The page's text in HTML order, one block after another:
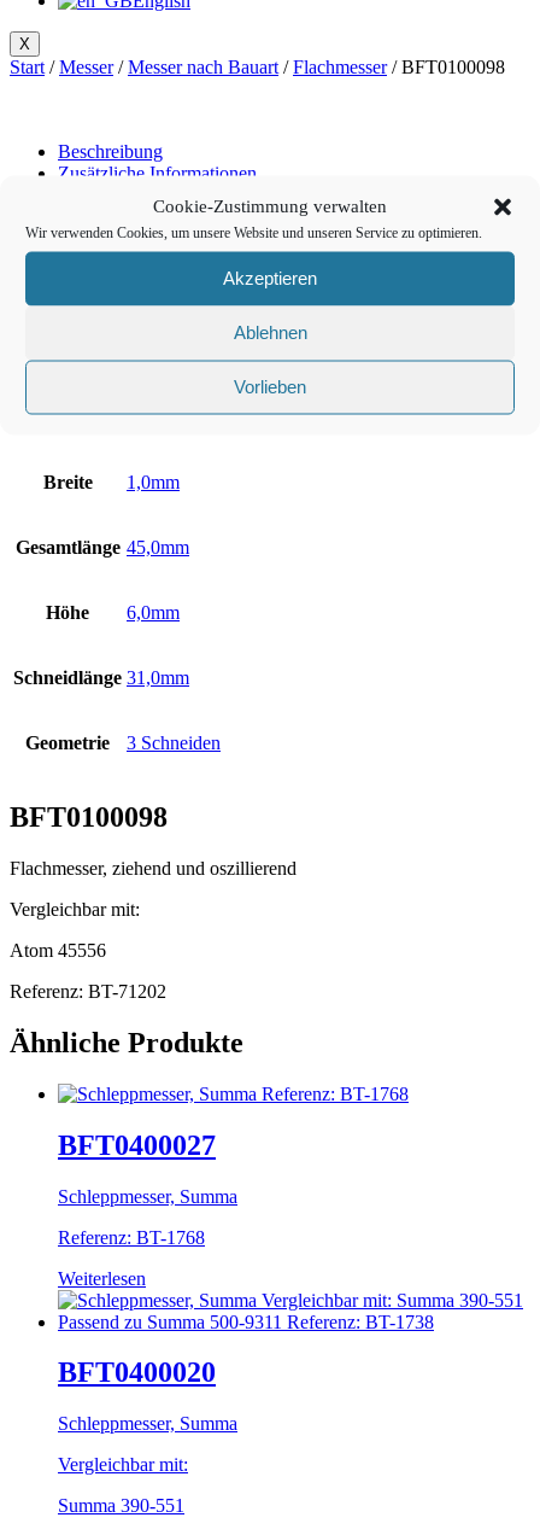
Cookie-Zustimmung verwalten
Wir verwenden Cookies, um unsere Website und unseren Service zu optimieren.
Akzeptieren
Ablehnen
Vorlieben
X
Start /Messer/Messer nach Bauart /Flachmesser/ BFT0100098
Beschreibung
Zusätzliche Informationen
Beschreibung
Flachmesser, ziehend und oszillierend
Referenz: BT-71202
Zusätzliche Informationen
Breite 1,0mm
Gesamtlänge 45,0mm
Höhe 6,0mm
Schneidlänge 31,0mm
Geometrie 3 Schneiden
BFT0100098
Flachmesser, ziehend und oszillierend
Vergleichbar mit:
Atom 45556
Referenz: BT-71202
Ähnliche Produkte
BFT0400027
Schleppmesser, Summa
Referenz: BT-1768
Weiterlesen
BFT0400020
Schleppmesser, Summa
Vergleichbar mit:
Summa 390-551